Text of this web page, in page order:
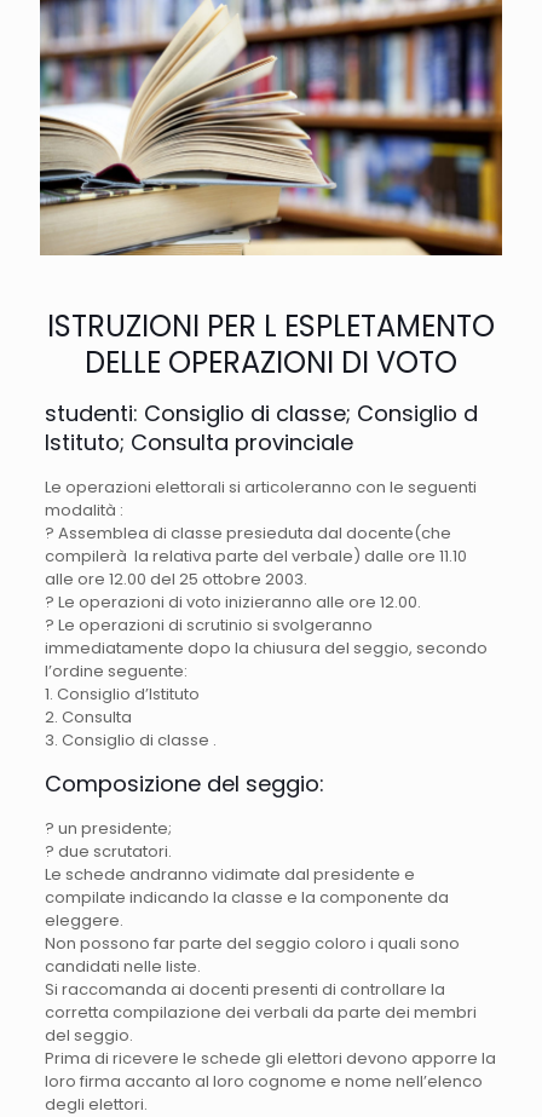
ISTRUZIONI PER L ESPLETAMENTO
DELLE OPERAZIONI DI VOTO
studenti: Consiglio di classe; Consiglio d
Istituto; Consulta provinciale
Le operazioni elettorali si articoleranno con le seguenti
modalità :
? Assemblea di classe presieduta dal docente(che
compilerà la relativa parte del verbale) dalle ore 11.10
alle ore 12.00 del 25 ottobre 2003.
? Le operazioni di voto inizieranno alle ore 12.00.
? Le operazioni di scrutinio si svolgeranno
immediatamente dopo la chiusura del seggio, secondo
l’ordine seguente:
1. Consiglio d’Istituto
2. Consulta
3. Consiglio di classe .
Composizione del seggio:
? un presidente;
? due scrutatori.
Le schede andranno vidimate dal presidente e
compilate indicando la classe e la componente da
eleggere.
Non possono far parte del seggio coloro i quali sono
candidati nelle liste.
Si raccomanda ai docenti presenti di controllare la
corretta compilazione dei verbali da parte dei membri
del seggio.
Prima di ricevere le schede gli elettori devono apporre la
loro firma accanto al loro cognome e nome nell’elenco
degli elettori.